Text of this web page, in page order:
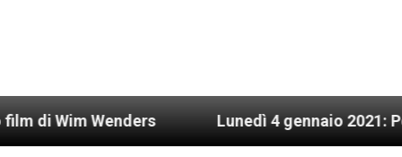
Lunedì 4 gennaio 2021: Possesso